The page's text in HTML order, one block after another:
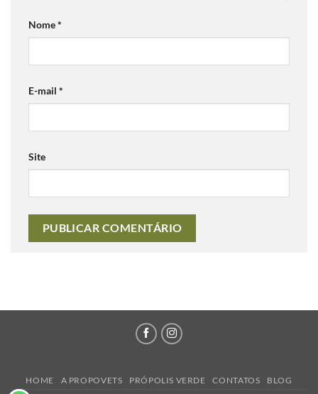
Nome*
E-mail *
Site
HOME A PROPOVETS PRÓPOLIS VERDE CONTATOS BLOG